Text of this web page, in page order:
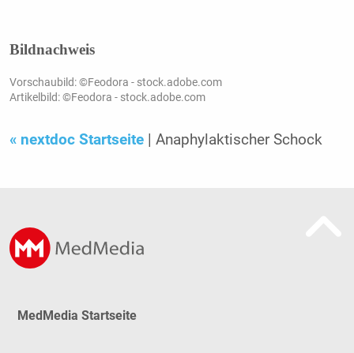
Bildnachweis
Vorschaubild: ©Feodora - stock.adobe.com
Artikelbild: ©Feodora - stock.adobe.com
« nextdoc Startseite | Anaphylaktischer Schock
MedMedia Startseite